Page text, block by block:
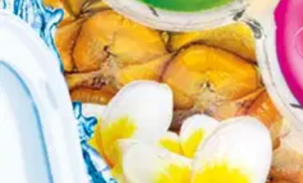
Käyttöturvallisuus
Oletko tyytyväinen tuotetietoihin?
Ovatko tuotetiedot riittävät? Jos tuotetiedoissa on puutteita tai
Anna palautetta,Avautuu uuteen välilehteen
Verkkokauppa